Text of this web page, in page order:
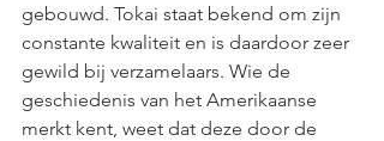
gebouwd. Tokai staat bekend om zijn
constante kwaliteit en is daardoor zeer
gewild bij verzamelaars. Wie de
geschiedenis van het Amerikaanse
merkt kent, weet dat deze door de